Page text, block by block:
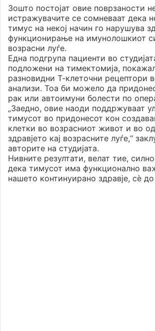
Зошто постојат овие поврзаности
истражувачите се сомневаат дека
тимус на некој начин го нарушува
функционирање на имунолошкиот
возрасни луѓе.
Една подгрупа пациенти во
подложени на тимектомија,
разновидни Т-клеточни рецептори
анализи. Тоа би можело да
рак или автоимуни болести по
„Заедно, овие наоди поддржуваат
тимусот во придонесот кон
клетки во возрасниот живот и во
здравјето кај возрасните луѓе,“
авторите на студијата.
Нивните резултати, велат тие,
дека тимусот има функционално
нашето континуирано здравје, сѐ